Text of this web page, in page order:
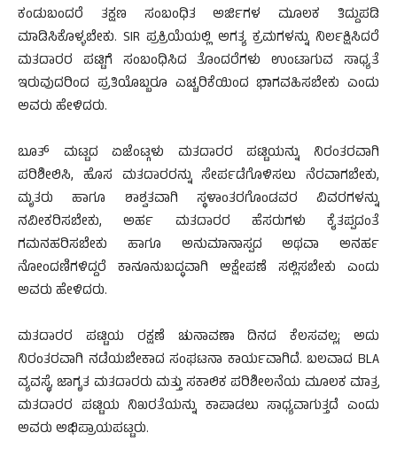
ಕಂಡುಬಂದರೆ ತಕ್ಷಣ ಸಂಬಂಧಿತ ಅರ್ಜಿಗಳ ಮೂಲಕ ತಿದ್ದುಪಡಿ
ಮಾಡಿಸಿಕೊಳ್ಳಬೇಕು. SIR ಪ್ರಕ್ರಿಯೆಯಲ್ಲಿ ಅಗತ್ಯ ಕ್ರಮಗಳನ್ನು ನಿರ್ಲಕ್ಷಿಸಿದರೆ
ಮತದಾರರ ಪಟ್ಟಿಗೆ ಸಂಬಂಧಿಸಿದ ತೊಂದರೆಗಳು ಉಂಟಾಗುವ ಸಾಧ್ಯತೆ
ಇರುವುದರಿಂದ ಪ್ರತಿಯೊಬ್ಬರೂ ಎಚ್ಚರಿಕೆಯಿಂದ ಭಾಗವಹಿಸಬೇಕು ಎಂದು
ಅವರು ಹೇಳಿದರು.
ಬೂತ್ ಮಟ್ಟದ ಏಜೆಂಟ್ಗಳು ಮತದಾರರ ಪಟ್ಟಿಯನ್ನು ನಿರಂತರವಾಗಿ
ಪರಿಶೀಲಿಸಿ, ಹೊಸ ಮತದಾರರನ್ನು ಸೇರ್ಪಡೆಗೊಳಿಸಲು ನೆರವಾಗಬೇಕು,
ಮೃತರು ಹಾಗೂ ಶಾಶ್ವತವಾಗಿ ಸ್ಥಳಾಂತರಗೊಂಡವರ ವಿವರಗಳನ್ನು
ನವೀಕರಿಸಬೇಕು, ಅರ್ಹ ಮತದಾರರ ಹೆಸರುಗಳು ಕೈತಪ್ಪದಂತೆ
ಗಮನಹರಿಸಬೇಕು ಹಾಗೂ ಅನುಮಾನಾಸ್ಪದ ಅಥವಾ ಅನರ್ಹ
ನೋಂದಣಿಗಳಿದ್ದರೆ ಕಾನೂನುಬದ್ಧವಾಗಿ ಆಕ್ಷೇಪಣೆ ಸಲ್ಲಿಸಬೇಕು ಎಂದು
ಅವರು ಹೇಳಿದರು.
ಮತದಾರರ ಪಟ್ಟಿಯ ರಕ್ಷಣೆ ಚುನಾವಣಾ ದಿನದ ಕೆಲಸವಲ್ಲ; ಅದು
ನಿರಂತರವಾಗಿ ನಡೆಯಬೇಕಾದ ಸಂಘಟನಾ ಕಾರ್ಯವಾಗಿದೆ. ಬಲವಾದ BLA
ವ್ಯವಸ್ಥೆ, ಜಾಗೃತ ಮತದಾರರು ಮತ್ತು ಸಕಾಲಿಕ ಪರಿಶೀಲನೆಯ ಮೂಲಕ ಮಾತ್ರ
ಮತದಾರರ ಪಟ್ಟಿಯ ನಿಖರತೆಯನ್ನು ಕಾಪಾಡಲು ಸಾಧ್ಯವಾಗುತ್ತದೆ ಎಂದು
ಅವರು ಅಭಿಪ್ರಾಯಪಟ್ಟರು.